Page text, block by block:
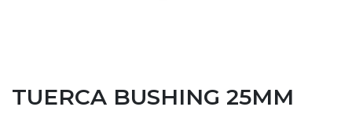
TUERCA BUSHING 25MM